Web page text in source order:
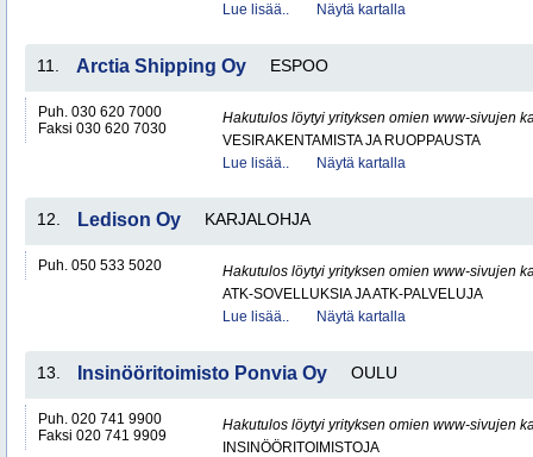
Lue lisää..
Näytä kartalla
11. Arctia Shipping Oy ESPOO
Puh. 030 620 7000
Faksi 030 620 7030
Hakutulos löytyi yrityksen omien www-sivujen
VESIRAKENTAMISTA JA RUOPPAUSTA
Lue lisää..
Näytä kartalla
12. Ledison Oy KARJALOHJA
Puh. 050 533 5020
Hakutulos löytyi yrityksen omien www-sivujen
ATK-SOVELLUKSIA JA ATK-PALVELUJA
Lue lisää..
Näytä kartalla
13. Insinööritoimisto Ponvia Oy OULU
Puh. 020 741 9900
Faksi 020 741 9909
Hakutulos löytyi yrityksen omien www-sivujen
INSINÖÖRITOIMISTOJA